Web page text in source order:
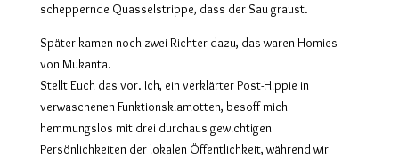
scheppernde Quasselstrippe, dass der Sau graust.
Später kamen noch zwei Richter dazu, das waren Homies
von Mukanta.
Stellt Euch das vor. Ich, ein verklärter Post-Hippie in
verwaschenen Funktionsklamotten, besoff mich
hemmungslos mit drei durchaus gewichtigen
Persönlichkeiten der lokalen Öffentlichkeit, während wir